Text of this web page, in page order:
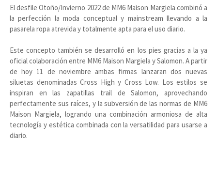
El desfile Otoño/Invierno 2022 de MM6 Maison Margiela combinó a
la perfección la moda conceptual y mainstream llevando a la
pasarela ropa atrevida y totalmente apta para el uso diario.
Este concepto también se desarrolló en los pies gracias a la ya
oficial colaboración entre MM6 Maison Margiela y Salomon. A partir
de hoy 11 de noviembre ambas firmas lanzaran dos nuevas
siluetas denominadas Cross High y Cross Low. Los estilos se
inspiran en las zapatillas trail de Salomon, aprovechando
perfectamente sus raíces, y la subversión de las normas de MM6
Maison Margiela, logrando una combinación armoniosa de alta
tecnología y estética combinada con la versatilidad para usarse a
diario.